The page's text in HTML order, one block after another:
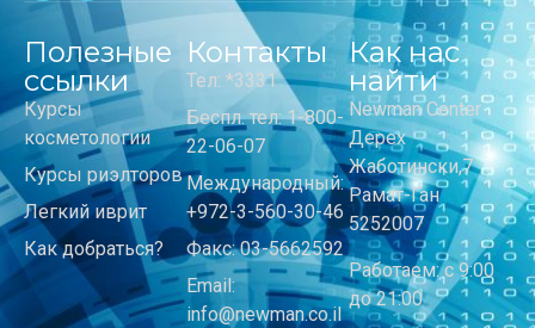
Полезные
ссылки
Курсы
косметологии
Курсы риэлторов
Легкий иврит
Как добраться?
Контакты
Тел: *3331
Беспл. тел: 1-800-
22-06-07
Международный:
+972-3-560-30-46
Факс: 03-5662592
Email:
info@newman.co.il
Как нас
найти
Newman Center
Дерех
Жаботински,7
Рамат-Ган
5252007
Работаем: с 9:00
до 21:00